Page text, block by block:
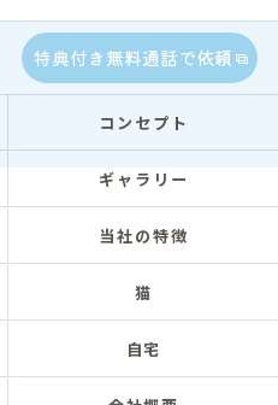
特典付き無料通話で依頼
コンセプト
ギャラリー
当社の特徴
猫
自宅